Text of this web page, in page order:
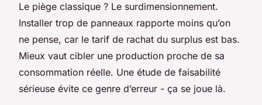
Le piège classique ? Le surdimensionnement.
Installer trop de panneaux rapporte moins qu’on
ne pense, car le tarif de rachat du surplus est bas.
Mieux vaut cibler une production proche de sa
consommation réelle. Une étude de faisabilité
sérieuse évite ce genre d’erreur - ça se joue là.